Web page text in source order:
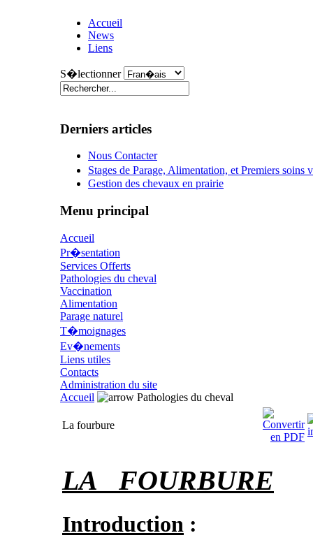
Accueil
News
Liens
S�lectionner
Derniers articles
Nous Contacter
Stages de Parage, Alimentation, et Premiers
Gestion des chevaux en prairie
Menu principal
Accueil
Pr�sentation
Services Offerts
Pathologies du cheval
Vaccination
Alimentation
Parage naturel
T�moignages
Ev�nements
Liens utiles
Contacts
Administration du site
Accueil
Pathologies du cheval
La fourbure
LA FOURBURE
Introduction :